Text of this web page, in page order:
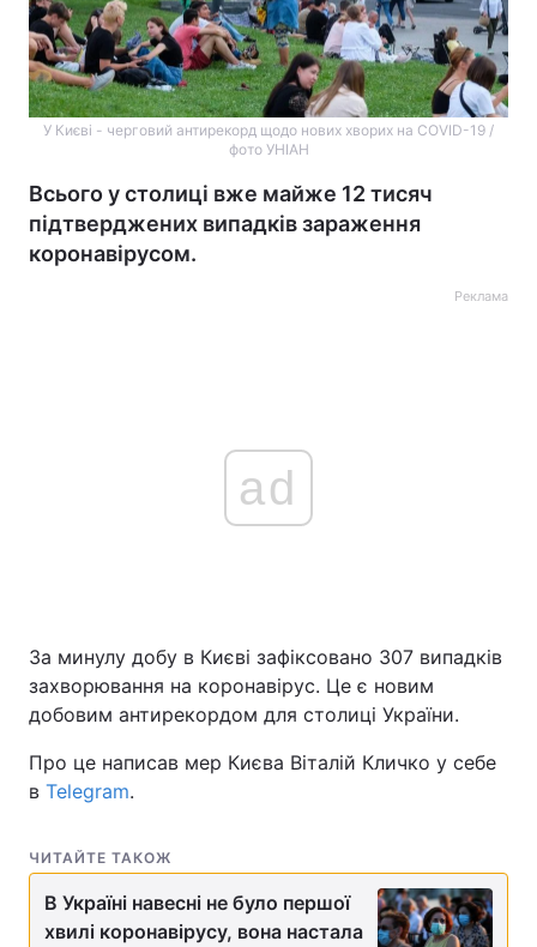
У Києві - черговий антирекорд щодо нових хворих на COVID-19 /
фото УНІАН
Всього у столиці вже майже 12 тисяч
підтверджених випадків зараження
коронавірусом.
Реклама
ad
За минулу добу в Києві зафіксовано 307 випадків
захворювання на коронавірус. Це є новим
добовим антирекордом для столиці України.
Про це написав мер Києва Віталій Кличко у себе
в Telegram.
ЧИТАЙТЕ ТАКОЖ
В Україні навесні не було першої
хвилі коронавірусу, вона настала